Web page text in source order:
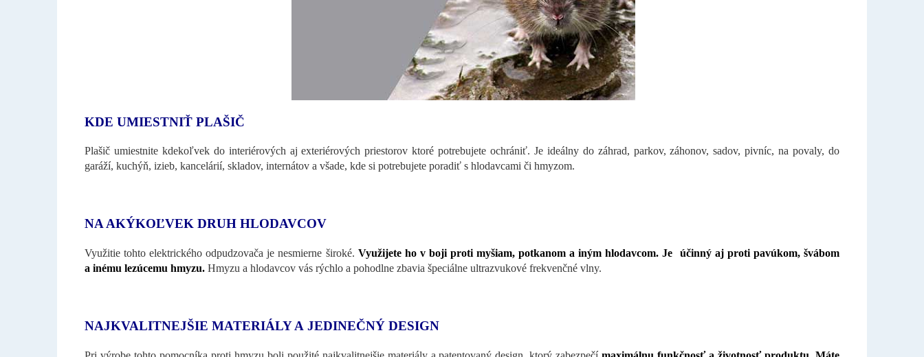
KDE UMIESTNIŤ PLAŠIČ
Plašič umiestnite kdekoľvek do interiérových aj exteriérových priestorov ktoré potrebujete ochrániť. Je ideálny do záhrad, parkov, záhonov, sadov, pivníc, na povaly, do
garáží, kuchýň, izieb, kancelárií, skladov, internátov a všade, kde si potrebujete poradiť s hlodavcami či hmyzom.
NA AKÝKOĽVEK DRUH HLODAVCOV
Využitie tohto elektrického odpudzovača je nesmierne široké. Využijete ho v boji proti myšiam, potkanom a iným hlodavcom. Je účinný aj proti pavúkom, švábom
a inému lezúcemu hmyzu. Hmyzu a hlodavcov vás rýchlo a pohodlne zbavia špeciálne ultrazvukové frekvenčné vlny.
NAJKVALITNEJŠIE MATERIÁLY A JEDINEČNÝ DESIGN